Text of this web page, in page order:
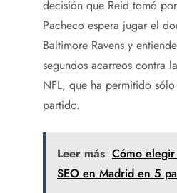
decisión que Reid tomó
Pacheco espera jugar el
Baltimore Ravens y
segundos acarreos contra
NFL, que ha permitido
partido.
Leer más Cómo
SEO en Madrid en 5